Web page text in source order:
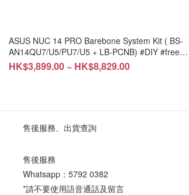
ASUS NUC 14 PRO Barebone System Kit ( BS-
AN14QU7/U5/PU7/U5 + LB-PCNB) #DIY #free
installation
HK$3,899.00 ~ HK$8,829.00
售後服務、出貨查詢
售後服務
Whatsapp： 5792 0382
*請不要使用語音通話及留言